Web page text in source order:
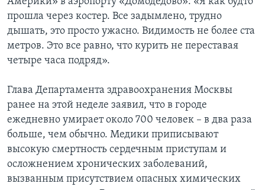
прошла через костер. Все задымлено, трудно
дышать, это просто ужасно. Видимость не более ста
метров. Это все равно, что курить не переставая
четыре часа подряд».
Глава Департамента здравоохранения Москвы
ранее на этой неделе заявил, что в городе
ежедневно умирает около 700 человек – в два раза
больше, чем обычно. Медики приписывают
высокую смертность сердечным приступам и
осложнением хронических заболеваний,
вызванным присутствием опасных химических